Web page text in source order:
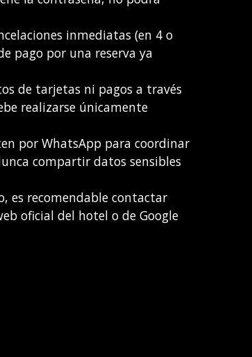
inmediatas (en 4 o
pago por una reserva ya
de tarjetas ni pagos a través
realizarse únicamente
por WhatsApp para coordinar
compartir datos sensibles
es recomendable contactar
oficial del hotel o de Google